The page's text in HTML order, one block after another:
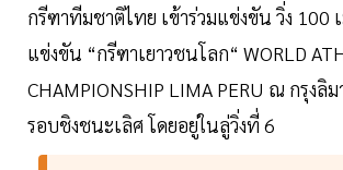
กรีฑาทีมชาติไทย เข้าร่วมแข่งขัน วิ่ง 100
แข่งขัน “กรีฑาเยาวชนโลก“ WORLD
CHAMPIONSHIP LIMA PERU ณ กรุงลิ
รอบชิงชนะเลิศ โดยอยู่ในลู่วิ่งที่ 6